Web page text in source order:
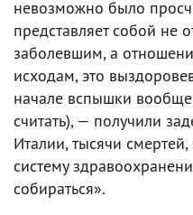
невозможно было
представляет собой не
заболевшим, а
исходам, это
начале вспышки
считать), — получили
Италии, тысячи
систему
собираться».